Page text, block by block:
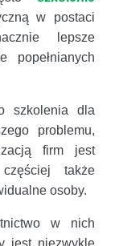
w postaci
lepsze
popełnianych
szkolenia dla
problemu,
firm jest
także
osoby.
w nich